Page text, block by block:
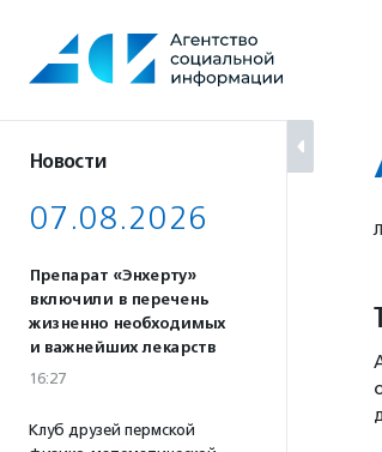
содержанию
Новости
07.08.2026
Препарат «Энхерту»
включили в перечень
жизненно необходимых
и важнейших лекарств
16:27
Клуб друзей пермской